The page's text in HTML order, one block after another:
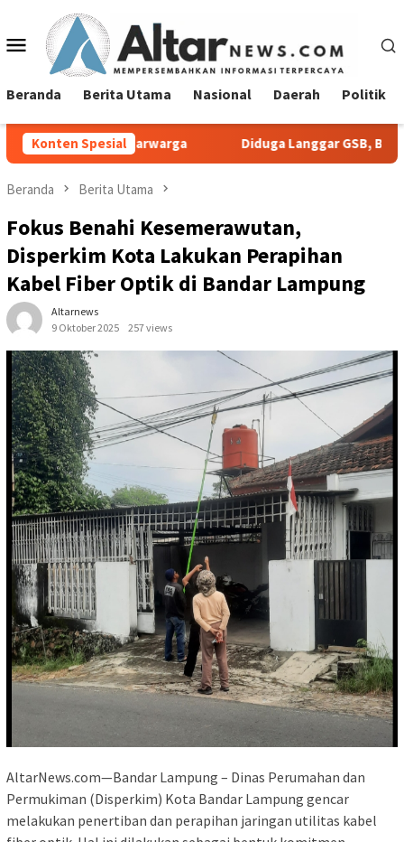
konten Menu
Mobile
Beranda Berita Utama Nasional Daerah Politik
Konten SpesialDiduga Langgar GSB, Bangunan Point Coffee
Beranda Berita Utama
Fokus Benahi Kesemerawutan,
Disperkim Kota Lakukan Perapihan
Kabel Fiber Optik di Bandar Lampung
Altarnews
9 Oktober 2025
257 views
AltarNews.com—Bandar Lampung – Dinas Perumahan dan
Permukiman (Disperkim) Kota Bandar Lampung gencar
melakukan penertiban dan perapihan jaringan utilitas kabel